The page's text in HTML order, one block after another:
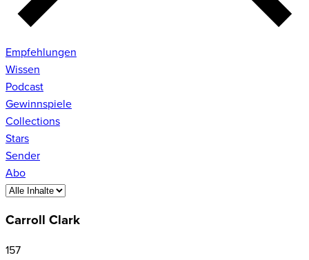
Empfehlungen
Wissen
Podcast
Gewinnspiele
Collections
Stars
Sender
Abo
Carroll Clark
157